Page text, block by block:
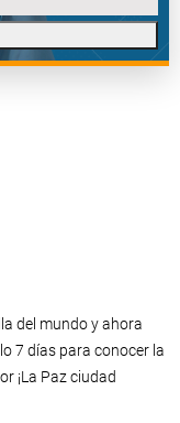
del mundo y ahora
7 días para conocer la
¡La Paz ciudad